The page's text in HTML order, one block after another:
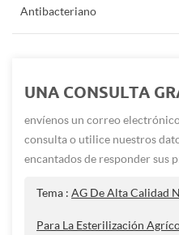
Antibacteriano
UNA CONSULTA
envíenos un correo
consulta o utilice nuestros
encantados de responder sus
Tema : AG De Alta Calidad
Para La Esterilización